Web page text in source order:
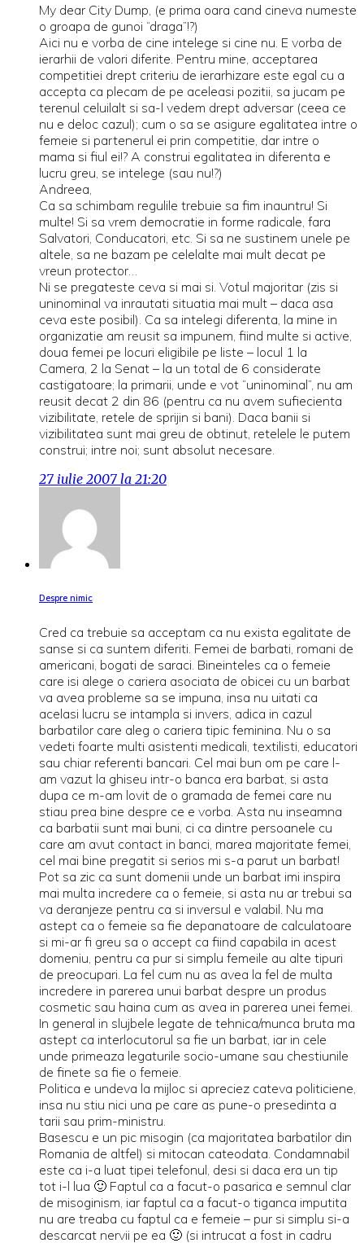
My dear City Dump, (e prima oara cand cineva numeste
o groapa de gunoi “draga”!?)
Aici nu e vorba de cine intelege si cine nu. E vorba de
ierarhii de valori diferite. Pentru mine, acceptarea
competitiei drept criteriu de ierarhizare este egal cu a
accepta ca plecam de pe aceleasi pozitii, sa jucam pe
terenul celuilalt si sa-l vedem drept adversar (ceea ce
nu e deloc cazul); cum o sa se asigure egalitatea intre o
femeie si partenerul ei prin competitie, dar intre o
mama si fiul ei!? A construi egalitatea in diferenta e
lucru greu, se intelege (sau nu!?)
Andreea,
Ca sa schimbam regulile trebuie sa fim inauntru! Si
multe! Si sa vrem democratie in forme radicale, fara
Salvatori, Conducatori, etc. Si sa ne sustinem unele pe
altele, sa ne bazam pe celelalte mai mult decat pe
vreun protector…
Ni se pregateste ceva si mai si. Votul majoritar (zis si
uninominal va inrautati situatia mai mult – daca asa
ceva este posibil). Ca sa intelegi diferenta, la mine in
organizatie am reusit sa impunem, fiind multe si active,
doua femei pe locuri eligibile pe liste – locul 1 la
Camera, 2 la Senat – la un total de 6 considerate
castigatoare; la primarii, unde e vot “uninominal”, nu am
reusit decat 2 din 86 (pentru ca nu avem sufiecienta
vizibilitate, retele de sprijin si bani). Daca banii si
vizibilitatea sunt mai greu de obtinut, retelele le putem
construi; intre noi; sunt absolut necesare.
27 iulie 2007 la 21:20
Despre nimic
Cred ca trebuie sa acceptam ca nu exista egalitate de
sanse si ca suntem diferiti. Femei de barbati, romani de
americani, bogati de saraci. Bineinteles ca o femeie
care isi alege o cariera asociata de obicei cu un barbat
va avea probleme sa se impuna, insa nu uitati ca
acelasi lucru se intampla si invers, adica in cazul
barbatilor care aleg o cariera tipic feminina. Nu o sa
vedeti foarte multi asistenti medicali, textilisti, educatori
sau chiar referenti bancari. Cel mai bun om pe care l-
am vazut la ghiseu intr-o banca era barbat, si asta
dupa ce m-am lovit de o gramada de femei care nu
stiau prea bine despre ce e vorba. Asta nu inseamna
ca barbatii sunt mai buni, ci ca dintre persoanele cu
care am avut contact in banci, marea majoritate femei,
cel mai bine pregatit si serios mi s-a parut un barbat!
Pot sa zic ca sunt domenii unde un barbat imi inspira
mai multa incredere ca o femeie, si asta nu ar trebui sa
va deranjeze pentru ca si inversul e valabil. Nu ma
astept ca o femeie sa fie depanatoare de calculatoare
si mi-ar fi greu sa o accept ca fiind capabila in acest
domeniu, pentru ca pur si simplu femeile au alte tipuri
de preocupari. La fel cum nu as avea la fel de multa
incredere in parerea unui barbat despre un produs
cosmetic sau haina cum as avea in parerea unei femei.
In general in slujbele legate de tehnica/munca bruta ma
astept ca interlocutorul sa fie un barbat, iar in cele
unde primeaza legaturile socio-umane sau chestiunile
de finete sa fie o femeie.
Politica e undeva la mijloc si apreciez cateva politiciene,
insa nu stiu nici una pe care as pune-o presedinta a
tarii sau prim-ministru.
Basescu e un pic misogin (ca majoritatea barbatilor din
Romania de altfel) si mitocan cateodata. Condamnabil
este ca i-a luat tipei telefonul, desi si daca era un tip
tot i-l lua 🙂 Faptul ca a facut-o pasarica e semnul clar
de misoginism, iar faptul ca a facut-o tiganca imputita
nu are treaba cu faptul ca e femeie – pur si simplu si-a
descarcat nervii pe ea 🙂 (si intrucat a fost in cadru